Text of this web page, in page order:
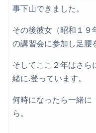
事下山できました。
その後彼女（昭和１９
の講習会に参加し足腰
そしてここ２年はさら
緒に.登っています。
何時になったら一緒に
ら。